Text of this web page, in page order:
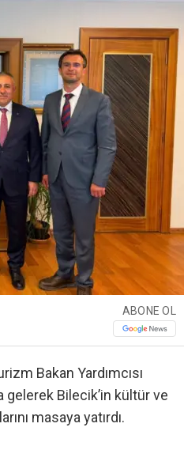
ABONE OL
Bakan Yardımcısı
gelerek Bilecik’in kültür ve
masaya yatırdı.